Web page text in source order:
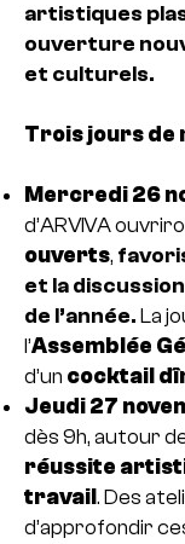
artistiques
ouverture
et culturels.
Trois jours de
Mercredi 26
d’ARVIVA
ouverts,
et la
de l’année. La
l’Assemblée
d’un cocktail
Jeudi 27
dès 9h, autour
réussite
travail . Des
d’approfondir